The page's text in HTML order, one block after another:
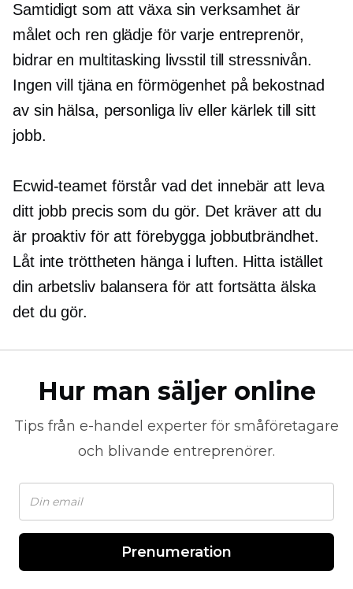
Samtidigt som att växa sin verksamhet är
målet och ren glädje för varje entreprenör,
bidrar en multitasking livsstil till stressnivån.
Ingen vill tjäna en förmögenhet på bekostnad
av sin hälsa, personliga liv eller kärlek till sitt
jobb.
Ecwid-teamet förstår vad det innebär att leva
ditt jobb precis som du gör. Det kräver att du
är proaktiv för att förebygga jobbutbrändhet.
Låt inte tröttheten hänga i luften. Hitta istället
din arbetslivbalansera för att fortsätta älska
det du gör.
Hur man säljer online
Tips från e-handel experter för småföretagare
och blivande entreprenörer.
Prenumeration